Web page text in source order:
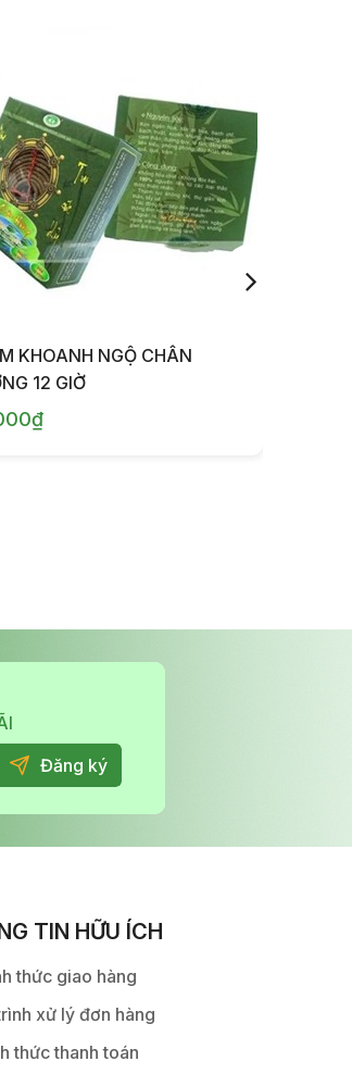
KHOANH NGỘ CHÂN
12 GIỜ
TIN HỮU ÍCH
thức giao hàng
xử lý đơn hàng
thức thanh toán